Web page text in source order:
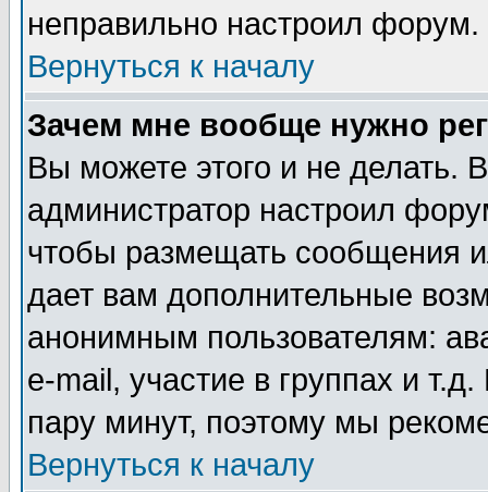
неправильно настроил форум.
Вернуться к началу
Зачем мне вообще нужно
Вы можете этого и не делать.
администратор настроил
чтобы размещать сообщения
дает вам дополнительные
анонимным пользователям:
e-mail, участие в группах и
пару минут, поэтому мы
Вернуться к началу